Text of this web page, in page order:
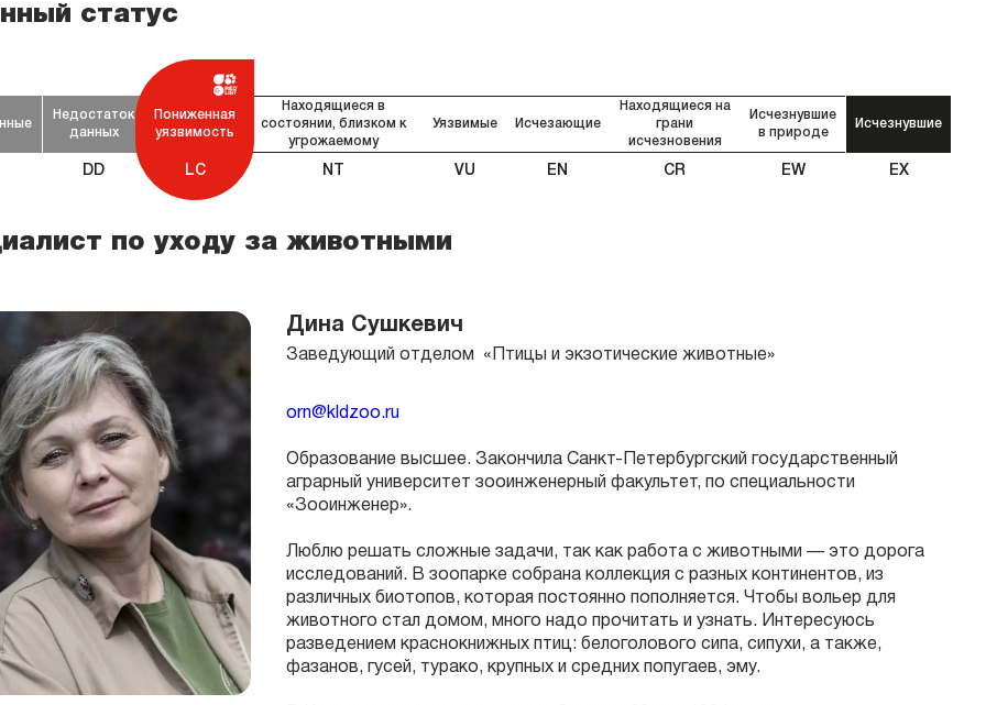
статус
Недостаток
данных
DD
Пониженная
уязвимость
LC
Находящиеся в
состоянии, близком к
угрожаемому
NT
Уязвимые
VU
Исчезающие
EN
Находящиеся на
грани
исчезновения
CR
Исчезнувшие
в природе
EW
Исчезнувшие
EX
по уходу за животными
Дина Сушкевич
Заведующий отделом «Птицы и экзотические животные»
orn@kldzoo.ru
Образование высшее. Закончила Санкт-Петербургский государственный
аграрный университет зооинженерный факультет, по специальности
«Зооинженер».
Люблю решать сложные задачи, так как работа с животными — это дорога
исследований. В зоопарке собрана коллекция с разных континентов, из
различных биотопов, которая постоянно пополняется. Чтобы вольер для
животного стал домом, много надо прочитать и узнать. Интересуюсь
разведением краснокнижных птиц: белоголового сипа, сипухи, а также,
фазанов, гусей, турако, крупных и средних попугаев, эму.